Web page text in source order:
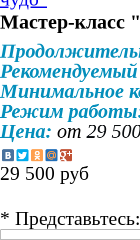
Мастер-класс
Минимальное
Режим
Цена: от 29
29 500 руб
* Представьтесь: